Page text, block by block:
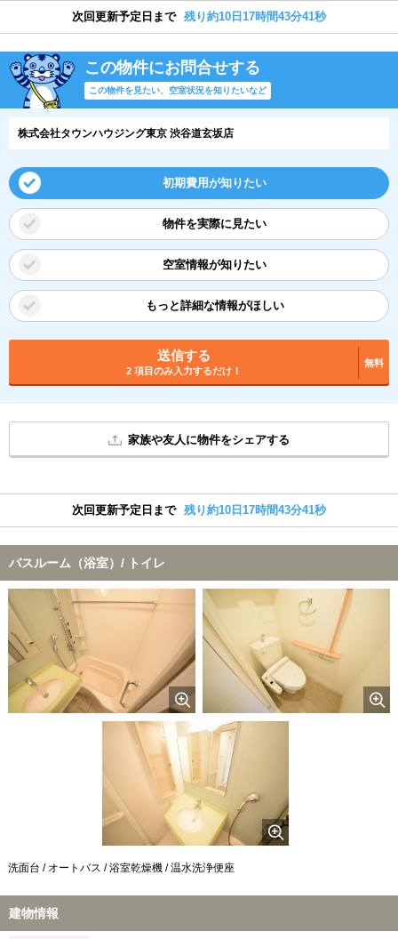
次回更新予定日まで 残り約10日17時間43分40秒
この物件にお問合せする
この物件を見たい、空室状況を知りたいなど
株式会社タウンハウジング東京 渋谷道玄坂店
初期費用が知りたい
物件を実際に見たい
空室情報が知りたい
もっと詳細な情報がほしい
送信する
2 項目のみ入力するだけ！
無料
家族や友人に物件をシェアする
次回更新予定日まで 残り約10日17時間43分40秒
バスルーム（浴室）/ トイレ
洗面台 / オートバス / 浴室乾燥機 / 温水洗浄便座
建物情報